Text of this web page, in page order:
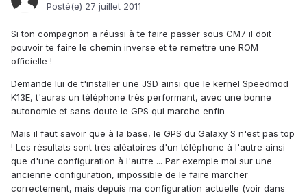
Posté(e) 27 juillet 2011
Si ton compagnon a réussi à te faire passer sous CM7 il doit
pouvoir te faire le chemin inverse et te remettre une ROM
officielle !
Demande lui de t'installer une JSD ainsi que le kernel Speedmod
K13E, t'auras un téléphone très performant, avec une bonne
autonomie et sans doute le GPS qui marche enfin
Mais il faut savoir que à la base, le GPS du Galaxy S n'est pas top
! Les résultats sont très aléatoires d'un téléphone à l'autre ainsi
que d'une configuration à l'autre ... Par exemple moi sur une
ancienne configuration, impossible de le faire marcher
correctement, mais depuis ma configuration actuelle (voir dans